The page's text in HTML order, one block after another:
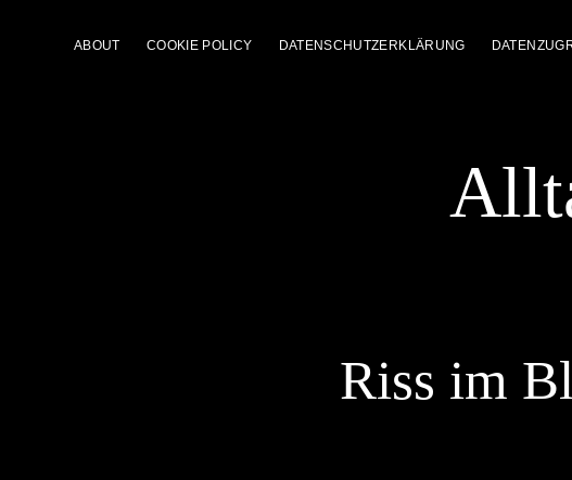
ABOUT COOKIE POLICY DATENSCHUTZERKLÄRUNG
Riss im